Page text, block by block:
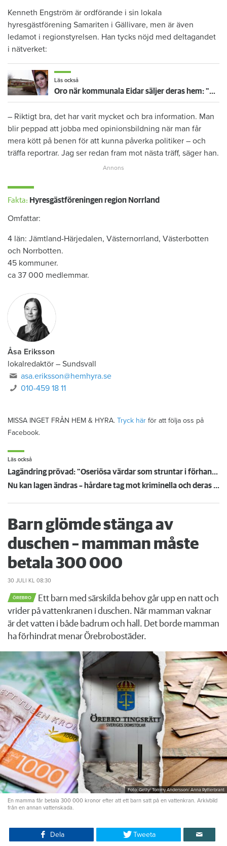
Kenneth Engström är ordförande i sin lokala
hyresgästförening Samariten i Gällivare, men är även
ledamot i regionstyrelsen. Han tycks nöjd med deltagandet
i nätverket:
Läs också
Oro när kommunala Eidar säljer deras hem: "Vad kommer hända med hyran?"
– Riktigt bra, det har varit mycket och bra information. Man
blir peppad att jobba med opinionsbildning när man får
mera kött på benen för att kunna påverka politiker – och
träffa reportrar. Jag ser redan fram mot nästa träff, säger han.
Fakta: Hyresgästföreningen region Norrland
Omfattar:
4 län: Jämtland-Härjedalen, Västernorrland, Västerbotten
och Norrbotten.
45 kommuner.
ca 37 000 medlemmar.
Åsa Eriksson
lokalredaktör – Sundsvall
asa.eriksson@hemhyra.se
010-459 18 11
MISSA INGET FRÅN HEM & HYRA. Tryck här för att följa oss på
Facebook.
Läs också
Lagändring prövad: "Oseriösa värdar som struntar i förhandling ska avskräckas"
Nu kan lagen ändras – hårdare tag mot kriminella och deras föräldrar
Barn glömde stänga av
duschen – mamman måste
betala 300 000
30 JULI KL 08:30
ÖREBRO
Ett barn med särskilda behov går upp en natt och
vrider på vattenkranen i duschen. När mamman vaknar
är det vatten i både badrum och hall. Det borde mamman
ha förhindrat menar Örebrobostäder.
Foto: Getty/ Tommy Andersson/ Anna Rytterbrant
En mamma får betala 300 000 kronor efter att ett barn satt på en vattenkran. Arkivbild
från en annan vattenskada.
Dela Tweeta